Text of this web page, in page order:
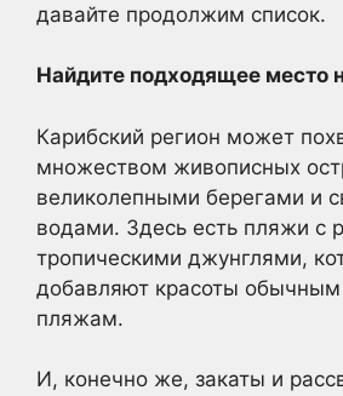
давайте продолжим список.
Найдите подходящее место
Карибский регион может
множеством живописных
великолепными берегами и
водами. Здесь есть пляжи с
тропическими джунглями,
добавляют красоты
пляжам.
И, конечно же, закаты и